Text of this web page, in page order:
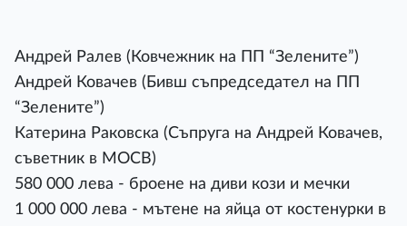
Андрей Ралев (Ковчежник на ПП “Зелените”)
Андрей Ковачев (Бивш съпредседател на ПП
“Зелените”)
Катерина Раковска (Съпруга на Андрей Ковачев,
съветник в МОСВ)
580 000 лева - броене на диви кози и мечки
1 000 000 лева - мътене на яйца от костенурки в